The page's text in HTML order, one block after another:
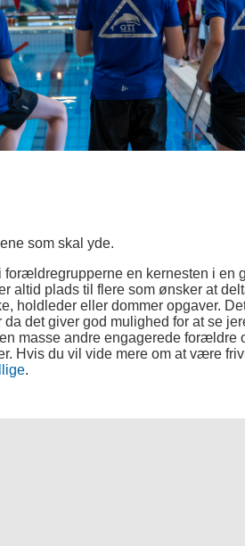
som skal yde.
forældregrupperne en kernesten i en
altid plads til flere som ønsker at
holdleder eller dommer opgaver.
da det giver god mulighed for at se
masse andre engagerede forældre
Hvis du vil vide mere om at være
.